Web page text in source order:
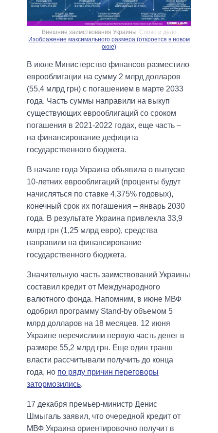
Внешние заимствования Украины Слово и дело
Изображение максимального размера (откроется в новом
окне)
В июле Министерство финансов разместило
еврооблигации на сумму 2 млрд долларов
(55,4 млрд грн) с погашением в марте 2033
года. Часть суммы направили на выкуп
существующих еврооблигаций со сроком
погашения в 2021-2022 годах, еще часть –
на финансирование дефицита
государственного бюджета.
В начале года Украина объявила о выпуске
10-летних еврооблигаций (проценты будут
начисляться по ставке 4,375% годовых),
конечный срок их погашения – январь 2030
года. В результате Украина привлекла 33,9
млрд грн (1,25 млрд евро), средства
направили на финансирование
государственного бюджета.
Значительную часть заимствований Украины
составил кредит от Международного
валютного фонда. Напомним, в июне МВФ
одобрил программу Stand-by объемом 5
млрд долларов на 18 месяцев. 12 июня
Украине перечислили первую часть денег в
размере 55,2 млрд грн. Еще один транш
власти рассчитывали получить до конца
года, но по ряду причин переговоры
затормозились.
17 декабря премьер-министр Денис
Шмыгаль заявил, что очередной кредит от
МВФ Украина ориентировочно получит в